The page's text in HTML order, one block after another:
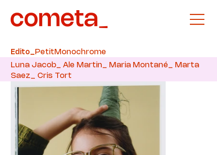
Edito_ PetitMonochrome
Luna Jacob_ Ale Martin_ Maria Montané_ Marta
Saez_ Cris Tort